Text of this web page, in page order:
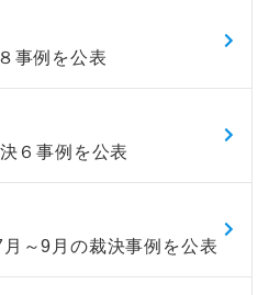
事例を公表
６事例を公表
～9月の裁決事例を公表